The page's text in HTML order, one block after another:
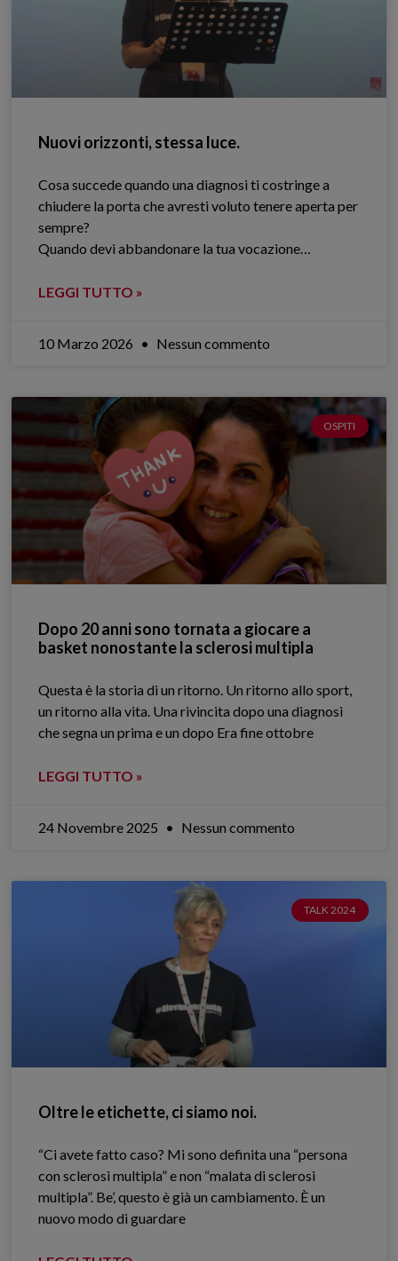
Nuovi orizzonti, stessa luce.
Cosa succede quando una diagnosi ti costringe a
chiudere la porta che avresti voluto tenere aperta per
sempre?
Quando devi abbandonare la tua vocazione…
LEGGI TUTTO »
10 Marzo 2026 Nessun commento
OSPITI
Dopo 20 anni sono tornata a giocare a
basket nonostante la sclerosi multipla
Questa è la storia di un ritorno. Un ritorno allo sport,
un ritorno alla vita. Una rivincita dopo una diagnosi
che segna un prima e un dopo Era fine ottobre
LEGGI TUTTO »
24 Novembre 2025 Nessun commento
TALK 2024
Oltre le etichette, ci siamo noi.
“Ci avete fatto caso? Mi sono definita una “persona
con sclerosi multipla” e non “malata di sclerosi
multipla”. Be’, questo è già un cambiamento. È un
nuovo modo di guardare